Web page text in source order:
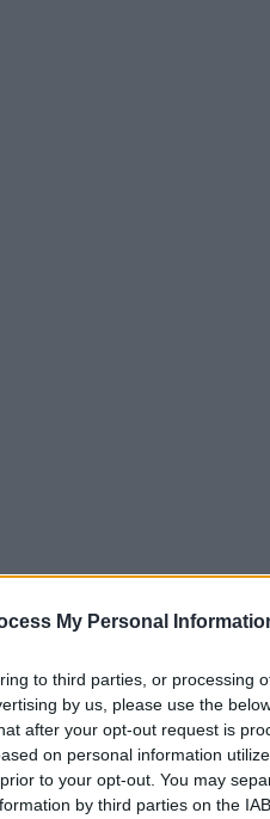
My Personal
to third parties, or processing
by us, please use the
after your opt-out request is
on personal information
to your opt-out. You may
by third parties on the